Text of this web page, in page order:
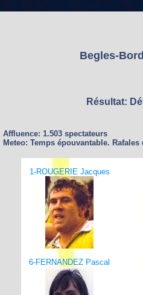
Begles-
Résultat:
Affluence: 1.503 spectateurs
Meteo: Temps épouvantable.
1-ROUGERIE Jacques
6-FERNANDEZ Pascal